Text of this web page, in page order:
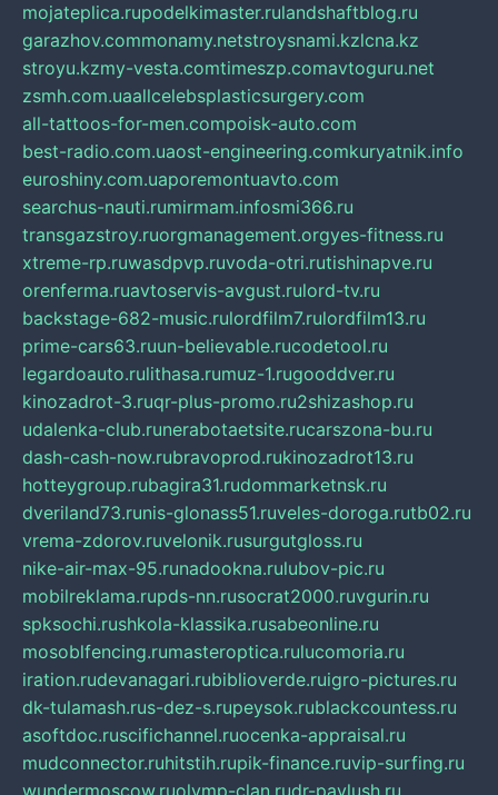
mojateplica.rupodelkimaster.rulandshaftblog.ru
garazhov.commonamy.netstroysnami.kzlcna.kz
stroyu.kzmy-vesta.comtimeszp.comavtoguru.net
zsmh.com.uaallcelebsplasticsurgery.com
all-tattoos-for-men.compoisk-auto.com
best-radio.com.uaost-engineering.comkuryatnik.info
euroshiny.com.uaporemontuavto.com
searchus-nauti.rumirmam.infosmi366.ru
transgazstroy.ruorgmanagement.orgyes-fitness.ru
xtreme-rp.ruwasdpvp.ruvoda-otri.rutishinapve.ru
orenferma.ruavtoservis-avgust.rulord-tv.ru
backstage-682-music.rulordfilm7.rulordfilm13.ru
prime-cars63.ruun-believable.rucodetool.ru
legardoauto.rulithasa.rumuz-1.rugooddver.ru
kinozadrot-3.ruqr-plus-promo.ru2shizashop.ru
udalenka-club.runerabotaetsite.rucarszona-bu.ru
dash-cash-now.rubravoprod.rukinozadrot13.ru
hotteygroup.rubagira31.rudommarketnsk.ru
dveriland73.runis-glonass51.ruveles-doroga.rutb02.ru
vrema-zdorov.ruvelonik.rusurgutgloss.ru
nike-air-max-95.runadookna.rulubov-pic.ru
mobilreklama.rupds-nn.rusocrat2000.ruvgurin.ru
spksochi.rushkola-klassika.rusabeonline.ru
mosoblfencing.rumasteroptica.rulucomoria.ru
iration.rudevanagari.rubiblioverde.ruigro-pictures.ru
dk-tulamash.rus-dez-s.rupeysok.rublackcountess.ru
asoftdoc.ruscifichannel.ruocenka-appraisal.ru
mudconnector.ruhitstih.rupik-finance.ruvip-surfing.ru
wundermoscow.ruolymp-clan.rudr-pavlush.ru